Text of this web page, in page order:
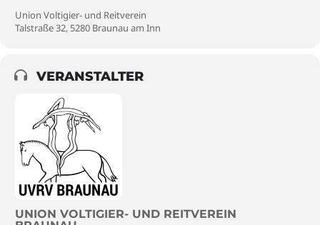
Union Voltigier- und Reitverein
Talstraße 32, 5280 Braunau am Inn
VERANSTALTER
UNION VOLTIGIER- UND REITVEREIN